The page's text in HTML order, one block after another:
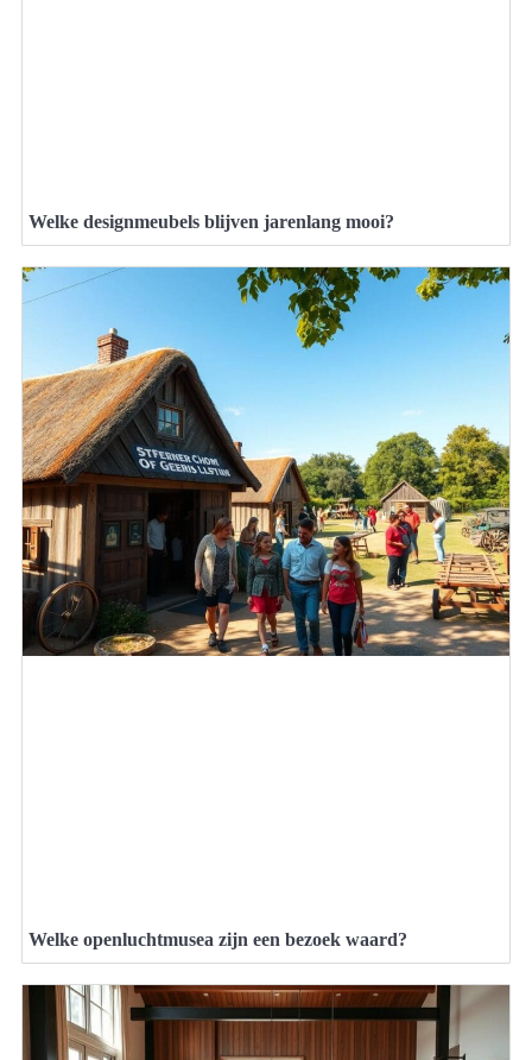
Welke designmeubels blijven jarenlang mooi?
Welke openluchtmusea zijn een bezoek waard?